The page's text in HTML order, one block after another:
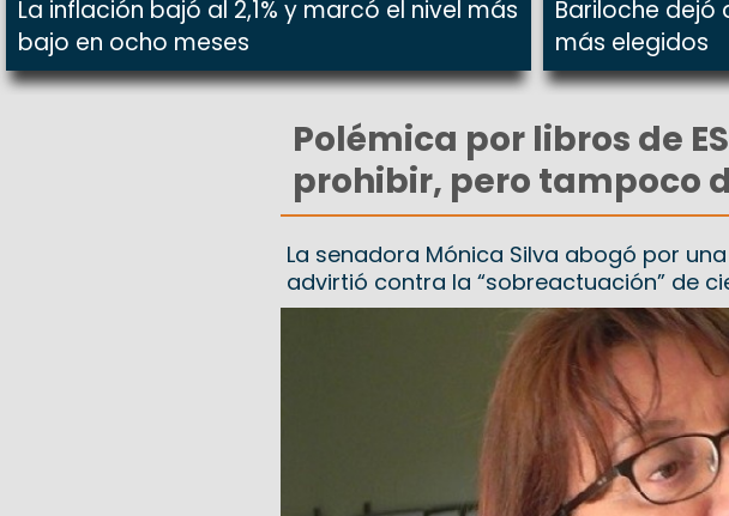
La inflación bajó al 2,1% y marcó el nivel más
bajo en ocho meses
Bariloche dejó
más elegidos
Polémica por libros de
prohibir, pero tampoco
La senadora Mónica Silva abogó por
advirtió contra la “sobreactuación” de